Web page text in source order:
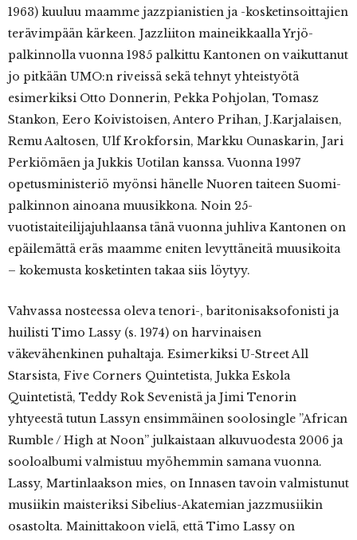
1963) kuuluu maamme jazzpianistien ja -kosketinsoittajien
terävimpään kärkeen. Jazzliiton maineikkaalla Yrjö-
palkinnolla vuonna 1985 palkittu Kantonen on vaikuttanut
jo pitkään UMO:n riveissä sekä tehnyt yhteistyötä
esimerkiksi Otto Donnerin, Pekka Pohjolan, Tomasz
Stankon, Eero Koivistoisen, Antero Prihan, J.Karjalaisen,
Remu Aaltosen, Ulf Krokforsin, Markku Ounaskarin, Jari
Perkiömäen ja Jukkis Uotilan kanssa. Vuonna 1997
opetusministeriö myönsi hänelle Nuoren taiteen Suomi-
palkinnon ainoana muusikkona. Noin 25-
vuotistaiteilijajuhlaansa tänä vuonna juhliva Kantonen on
epäilemättä eräs maamme eniten levyttäneitä muusikoita
– kokemusta kosketinten takaa siis löytyy.
Vahvassa nosteessa oleva tenori-, baritonisaksofonisti ja
huilisti Timo Lassy (s. 1974) on harvinaisen
väkevähenkinen puhaltaja. Esimerkiksi U-Street All
Starsista, Five Corners Quintetista, Jukka Eskola
Quintetistä, Teddy Rok Sevenistä ja Jimi Tenorin
yhtyeestä tutun Lassyn ensimmäinen soolosingle ”African
Rumble / High at Noon” julkaistaan alkuvuodesta 2006 ja
sooloalbumi valmistuu myöhemmin samana vuonna.
Lassy, Martinlaakson mies, on Innasen tavoin valmistunut
musiikin maisteriksi Sibelius-Akatemian jazzmusiikin
osastolta. Mainittakoon vielä, että Timo Lassy on